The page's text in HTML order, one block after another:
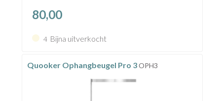
80,00
4 Bijna uitverkocht
Quooker Ophangbeugel Pro 3OPH3